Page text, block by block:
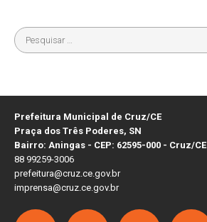
Prefeitura Municipal de Cruz/CE
Praça dos Três Poderes, SN
Bairro: Aningas - CEP: 62595-000 - Cruz/CE
88 99259-3006
prefeitura@cruz.ce.gov.br
imprensa@cruz.ce.gov.br